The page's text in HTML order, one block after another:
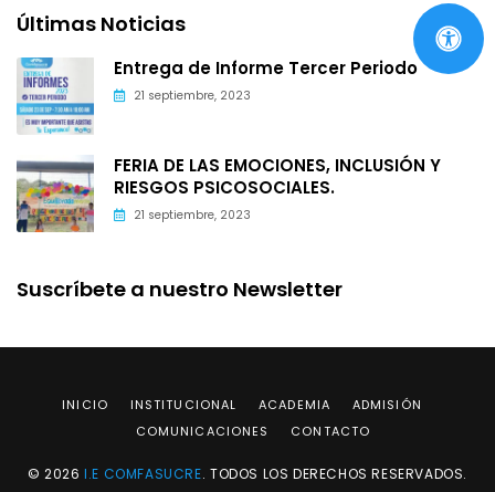
Últimas Noticias
Entrega de Informe Tercer Periodo
21 septiembre, 2023
FERIA DE LAS EMOCIONES, INCLUSIÓN Y
RIESGOS PSICOSOCIALES.
21 septiembre, 2023
Suscríbete a nuestro Newsletter
INICIO INSTITUCIONAL ACADEMIA
ADMISIÓN
COMUNICACIONES
CONTACTO
© 2026I.E COMFASUCRE. TODOS LOS DERECHOS RESERVADOS.